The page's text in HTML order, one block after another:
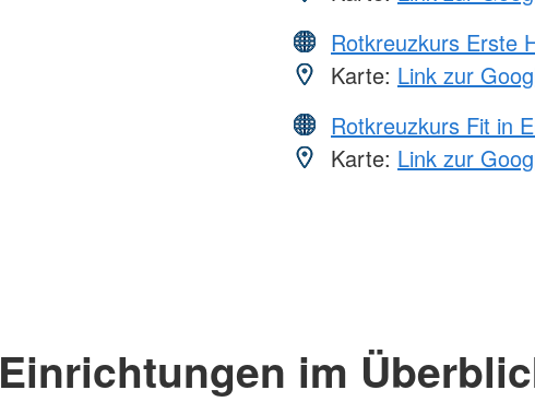
Rotkreuzkurs Erste
Karte: Link zur
Rotkreuzkurs Fit in
Karte: Link zur
Einrichtungen im